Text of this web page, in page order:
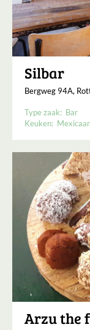
Silbar
Bergweg 94A,
Type zaak: Bar
Keuken:
Arzu the